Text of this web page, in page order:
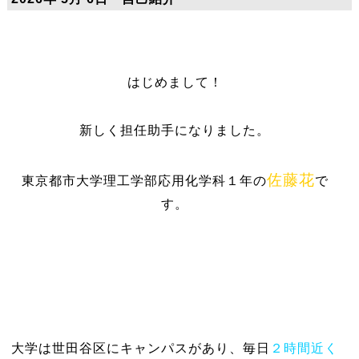
はじめまして！
新しく担任助手になりました。
東京都市大学理工学部応用化学科１年の佐藤花で
す。
大学は世田谷区にキャンパスがあり、毎日 ２時間近く